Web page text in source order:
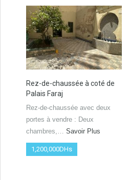
Rez-de-chaussée à coté de
Palais Faraj
Rez-de-chaussée avec deux
portes à vendre : Deux
chambres,… Savoir Plus
1,200,000DHs